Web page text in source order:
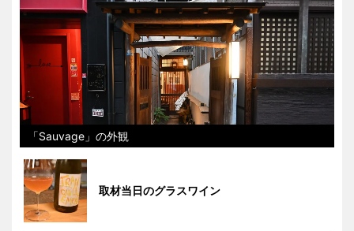
「Sauvage」の外観
取材当日のグラスワイン